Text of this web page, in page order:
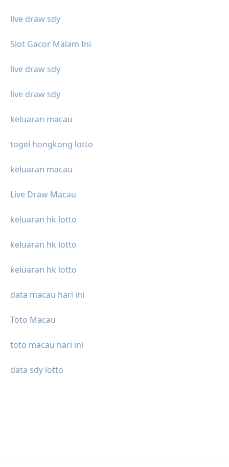
live draw sdy
Slot Gacor Malam Ini
live draw sdy
live draw sdy
keluaran macau
togel hongkong lotto
keluaran macau
Live Draw Macau
keluaran hk lotto
keluaran hk lotto
keluaran hk lotto
data macau hari ini
Toto Macau
toto macau hari ini
data sdy lotto